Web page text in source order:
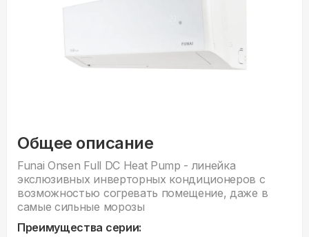
Общее описание
Funai Onsen Full DC Heat Pump - линейка
экслюзивных инверторных кондиционеров с
возможностью согревать помещение, даже в
самые сильные морозы
Преимущества серии: